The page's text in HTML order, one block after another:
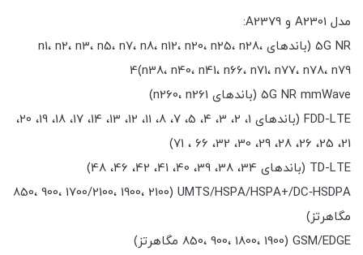
مدل A2301 و A2379:
5G NR (باندهای n1، n2، n3، n5، n7، n8، n12، n20، n25، n28،
n38، n40، n41، n66، n71، n77، n78، n79)4
5G NR mmWave (باندهای n260، n261)
FDD-LTE (باندهای 1، 2، 3، 4، 5، 7، 8، 11، 12، 13، 14، 17، 18، 19، 20،
21، 25، 26، 28، 29، 30، 32، 66 ، 71)
TD-LTE (باندهای 34، 38، 39، 40، 41، 42، 46، 48)
UMTS/HSPA/HSPA+/DC‑HSDPA (850، 900، 1700/2100، 1900، 2100
مگاهرتز)
GSM/EDGE (850، 900، 1800، 1900 مگاهرتز)